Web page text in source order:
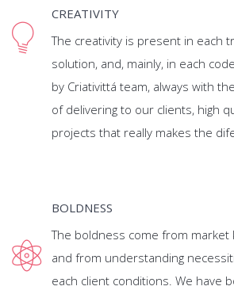
CREATIVITY
The creativity is present in each
solution, and, mainly, in each
by Criativittá team, always with
of delivering to our clients, high
projects that really makes the
BOLDNESS
The boldness come from market
and from understanding
each client conditions. We have